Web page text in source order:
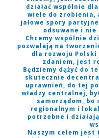
działać wspólnie
wiele do zrobienia,
jałowe spory
odsuwane i
Chcemy wspólnie
pozwalają na
dla rozwoju Polski
zdaniem, jest
Będziemy dążyć do
skutecznie
uprawnień, do tej
władzy centralnej,
samorządom, bo
regionalnym i
potrzebne i
Naszym celem jest